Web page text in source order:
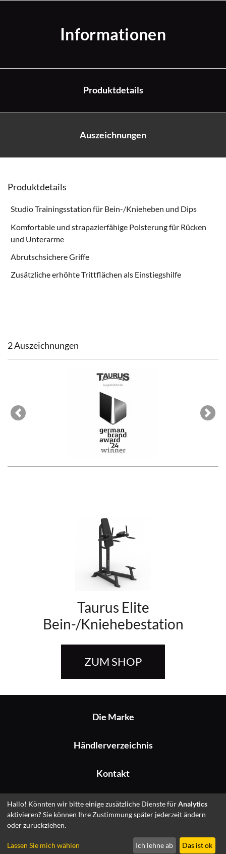
Informationen
Produktdetails
Auszeichnungen
Produktdetails
Studio Trainingsstation für Bein-/Knieheben und Dips
Komfortable und strapazierfähige Polsterung für Rücken
und Unterarme
Abrutschsichere Griffe
Zusätzliche erhöhte Trittflächen als Einstiegshilfe
2 Auszeichnungen
Previous Next
Taurus Elite
Bein-/Kniehebestation
ZUM SHOP
Die Marke
Händlerverzeichnis
Kontakt
Impressum
Hallo! Könnten wir bitte einige zusätzliche Dienste fürAnalytics
aktivieren? Sie können Ihre Zustimmung später jederzeit ändern
oder zurückziehen.
Lassen Sie mich wählen Ich lehne ab Das ist ok